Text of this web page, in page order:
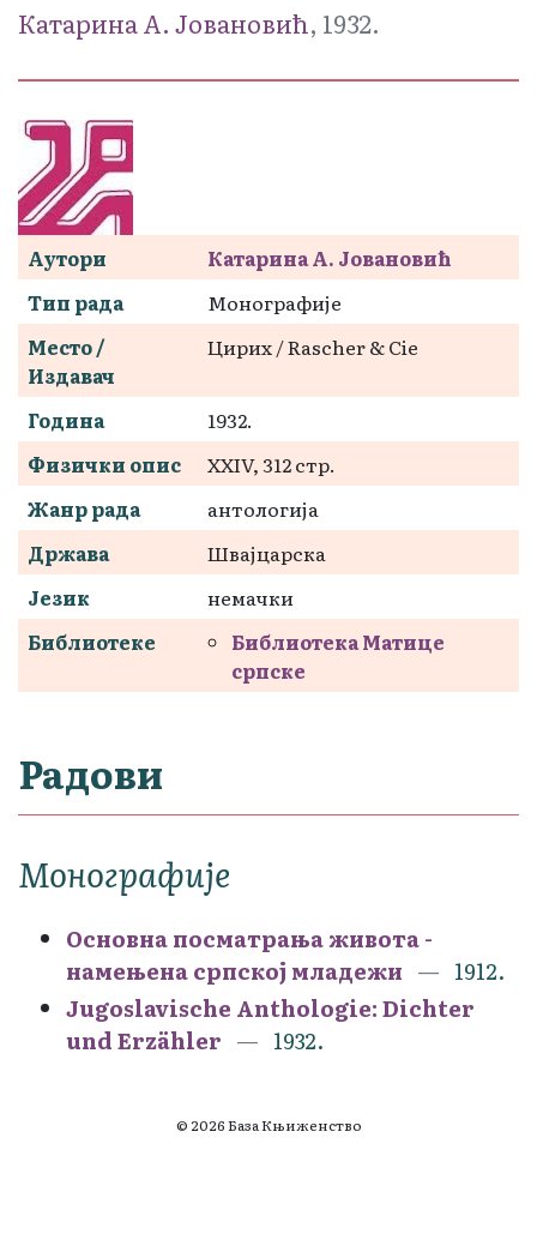
Катарина А. Јовановић, 1932.
Аутори
Катарина А. Јовановић
Тип рада
Монографије
Место /
Издавач
Цирих / Rascher & Cie
Година
1932.
Физички опис
XXIV, 312 стр.
Жанр рада
антологија
Држава
Швајцарска
Језик
немачки
Библиотеке
Библиотека Матице
српске
Радови
Монографије
Основна посматрања живота -
намењена српској младежи
1912.
Jugoslavische Anthologie: Dichter
und Erzähler
1932.
© 2026 База Књиженство